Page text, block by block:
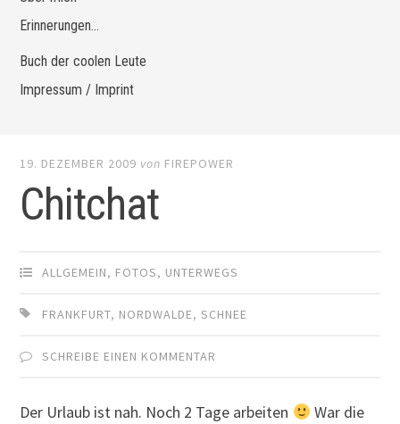
Erinnerungen…
Buch der coolen Leute
Impressum / Imprint
19. DEZEMBER 2009 von FIREPOWER
Chitchat
ALLGEMEIN, FOTOS, UNTERWEGS
FRANKFURT, NORDWALDE,SCHNEE
SCHREIBE EINEN KOMMENTAR
Der Urlaub ist nah. Noch 2 Tage arbeiten
War die